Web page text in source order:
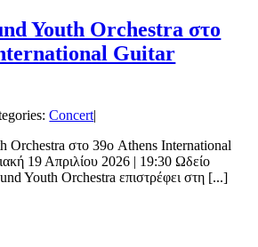
Youth Orchestra στο
Guitar
Concert|
Orchestra στο 39ο Athens International
19 Απριλίου 2026 | 19:30 Ωδείο
Youth Orchestra επιστρέφει στη [...]